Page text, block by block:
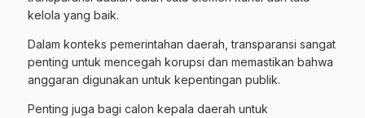
kelola yang baik.
Dalam konteks pemerintahan daerah, transparansi sangat
penting untuk mencegah korupsi dan memastikan bahwa
anggaran digunakan untuk kepentingan publik.
Penting juga bagi calon kepala daerah untuk